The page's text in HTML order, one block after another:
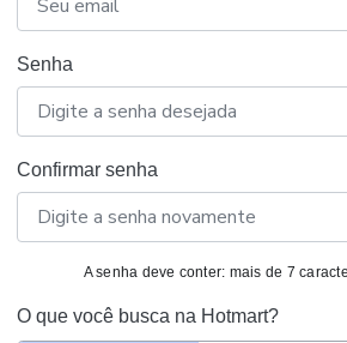
Senha
Confirmar senha
A senha deve conter: mais de 7
O que você busca na Hotmart?